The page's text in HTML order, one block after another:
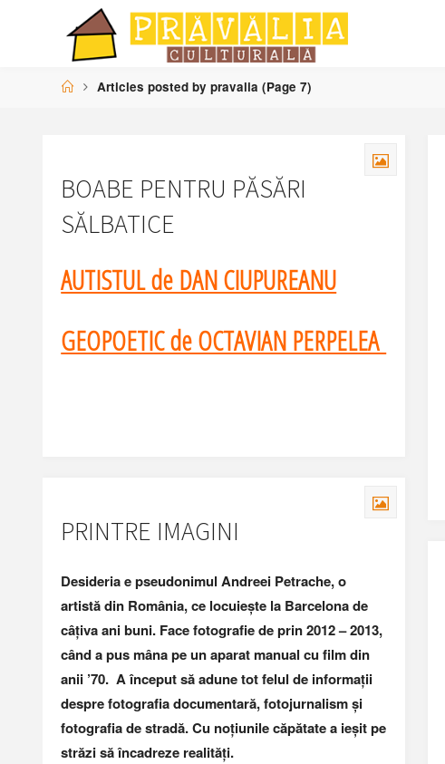
HomeArticles posted by pravalia (Page 7)
BOABE PENTRU PĂSĂRI
SĂLBATICE
AUTISTUL de DAN CIUPUREANU
GEOPOETIC de OCTAVIAN PERPELEA
PRINTRE IMAGINI
Desideria e pseudonimul Andreei Petrache, o
artistă din România, ce locuiește la Barcelona de
câțiva ani buni. Face fotografie de prin 2012 – 2013,
când a pus mâna pe un aparat manual cu film din
anii ’70. A început să adune tot felul de informații
despre fotografia documentară, fotojurnalism și
fotografia de stradă. Cu noțiunile căpătate a ieșit pe
străzi să încadreze realități.